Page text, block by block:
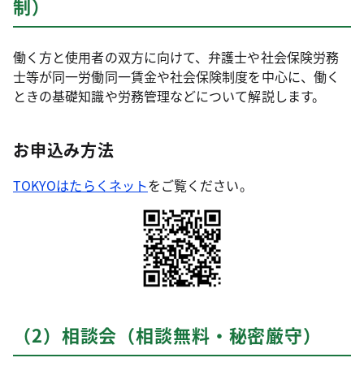
制）
働く方と使用者の双方に向けて、弁護士や社会保険労務
士等が同一労働同一賃金や社会保険制度を中心に、働く
ときの基礎知識や労務管理などについて解説します。
お申込み方法
TOKYOはたらくネットをご覧ください。
（2）相談会（相談無料・秘密厳守）